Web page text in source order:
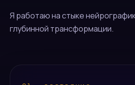
Я работаю на стыке
глубинной трансформации.